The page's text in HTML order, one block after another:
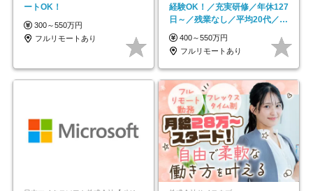
ートOK！
300～550万円
フルリモートあり
経験OK！／充実研修／年休127
日～／残業なし／平均20代／リ
モートOK
400～550万円
フルリモートあり